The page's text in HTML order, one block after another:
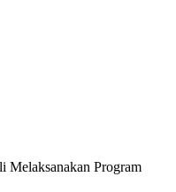
Melaksanakan Program